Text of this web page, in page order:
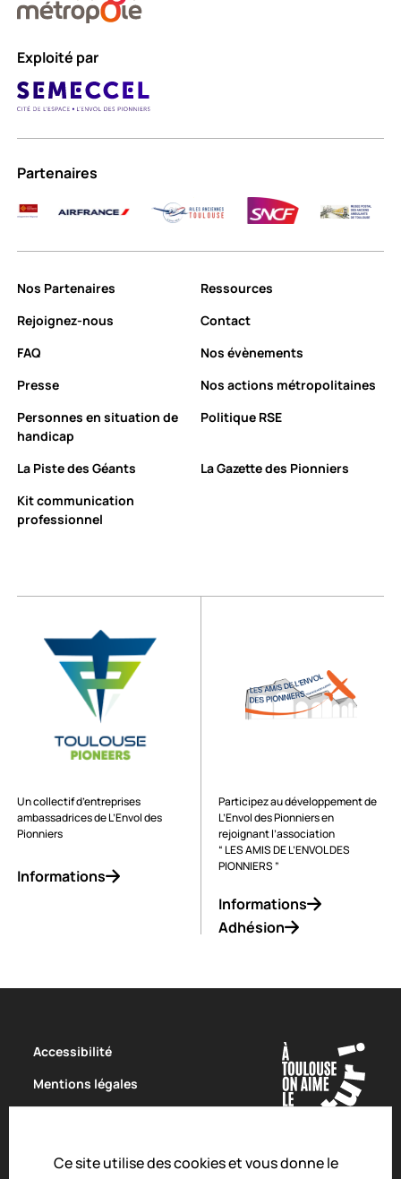
Ce site utilise des cookies et vous donne le
Exploité par
Partenaires
Nos Partenaires
Ressources
Rejoignez-nous
Contact
FAQ
Nos évènements
Presse
Nos actions métropolitaines
Personnes en situation de
handicap
Politique RSE
La Piste des Géants
La Gazette des Pionniers
Kit communication
professionnel
Un collectif d’entreprises
ambassadrices de L’Envol des
Pionniers
Informations
Participez au développement de
L’Envol des Pionniers en
rejoignant l’association
“ LES AMIS DE L’ENVOL DES
PIONNIERS ”
Informations
Adhésion
Accessibilité
Mentions légales